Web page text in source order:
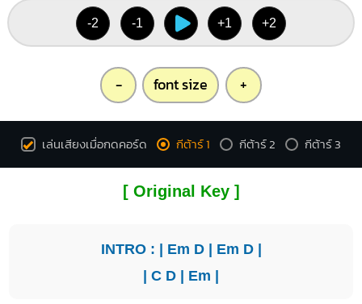
-2 -1 +1 +2
- font size +
เล่นเสียงเมื่อกดคอร์ด กีต้าร์ 1 กีต้าร์ 2 กีต้าร์ 3
[ Original Key ]
INTRO : | Em D| Em D|
| C D | Em |